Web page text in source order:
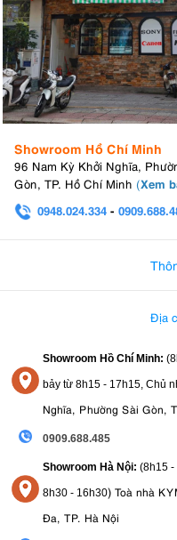
Showroom Hồ Chí Minh
96 Nam Kỳ Khởi Nghĩa,
Gòn, TP. Hồ Chí Minh (Xem
0948.024.334 -
Địa
Showroom Hồ Chí Minh:
bảy từ 8h15 - 17h15, Chủ
Nghĩa, Phường Sài Gòn,
0909.688.485
Showroom Hà Nội: (8h15 -
8h30 - 16h30) Toà nhà
Đa, TP. Hà Nội